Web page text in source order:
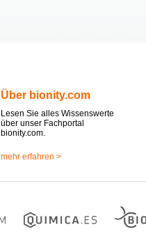
Über bionity.com
Lesen Sie alles Wissenswerte
über unser Fachportal
bionity.com.
mehr erfahren >